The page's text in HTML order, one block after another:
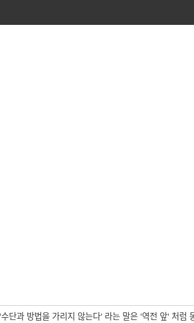
단과 방법을 가리지 않는다' 라는 말은 '역전 앞' 처럼